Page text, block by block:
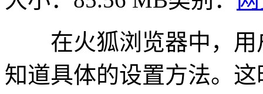
在火狐浏览器中，用
知道具体的设置方法。